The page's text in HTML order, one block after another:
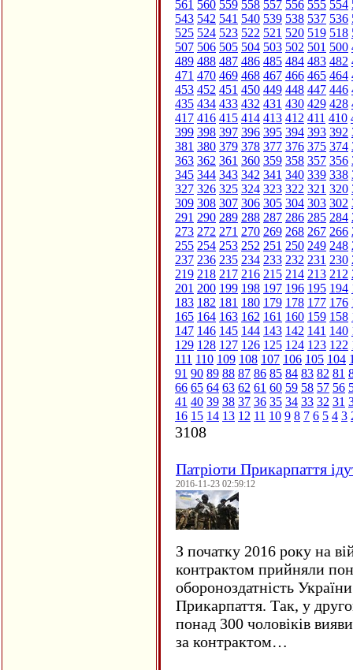
561 560 559 558 557 556 555 554
543 542 541 540 539 538 537 536
525 524 523 522 521 520 519 518
507 506 505 504 503 502 501 500
489 488 487 486 485 484 483 482
471 470 469 468 467 466 465 464
453 452 451 450 449 448 447 446
435 434 433 432 431 430 429 428
417 416 415 414 413 412 411 410
399 398 397 396 395 394 393 392
381 380 379 378 377 376 375 374
363 362 361 360 359 358 357 356
345 344 343 342 341 340 339 338
327 326 325 324 323 322 321 320
309 308 307 306 305 304 303 302
291 290 289 288 287 286 285 284
273 272 271 270 269 268 267 266
255 254 253 252 251 250 249 248
237 236 235 234 233 232 231 230
219 218 217 216 215 214 213 212
201 200 199 198 197 196 195 194
183 182 181 180 179 178 177 176
165 164 163 162 161 160 159 158
147 146 145 144 143 142 141 140
129 128 127 126 125 124 123 122
111 110 109 108 107 106 105 104
91 90 89 88 87 86 85 84 83 82 81
66 65 64 63 62 61 60 59 58 57 56
41 40 39 38 37 36 35 34 33 32 31
16 15 14 13 12 11 10 9 8 7 6 5 4 3
3108
Патріоти Прикарпаття
2016-11-23 02:59:12
З початку 2016 року на
контрактом прийняли
обороноздатність
Прикарпаття. Так, у
понад 300 чоловіків
за контрактом…